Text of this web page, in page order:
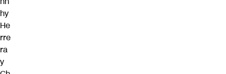
hy
He
rre
ra
y